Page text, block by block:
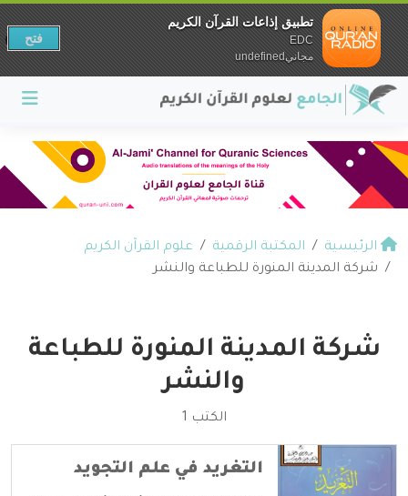
الرئيسية المكتبة الرقمية
علوم القرآن الكريم
شركة المدينة المنورة للطباعة والنشر
شركة المدينة المنورة للطباعة
والنشر
الكتب 1
التغريد في علم التجويد
تطبيق إذاعات القرآن الكريم
EDC
مجانيundefined
فتح